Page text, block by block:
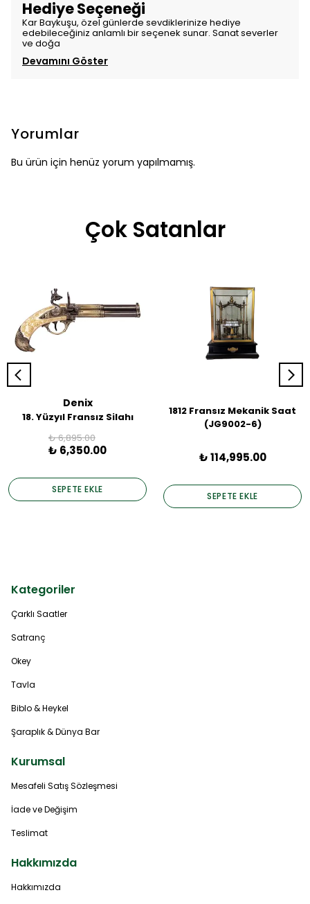
Hediye Seçeneği
Kar Baykuşu, özel günlerde sevdiklerinize hediye
edebileceğiniz anlamlı bir seçenek sunar. Sanat severler
ve doğa
Devamını Göster
Yorumlar
Bu ürün için henüz yorum yapılmamış.
Çok Satanlar
Denix
18. Yüzyıl Fransız Silahı
₺ 6,895.00
₺ 6,350.00
SEPETE EKLE
1812 Fransız Mekanik Saat
(JG9002-6)
₺ 114,995.00
SEPETE EKLE
Kategoriler
Çarklı Saatler
Satranç
Okey
Tavla
Biblo & Heykel
Şaraplık & Dünya Bar
Kurumsal
Mesafeli Satış Sözleşmesi
İade ve Değişim
Teslimat
Hakkımızda
Hakkımızda